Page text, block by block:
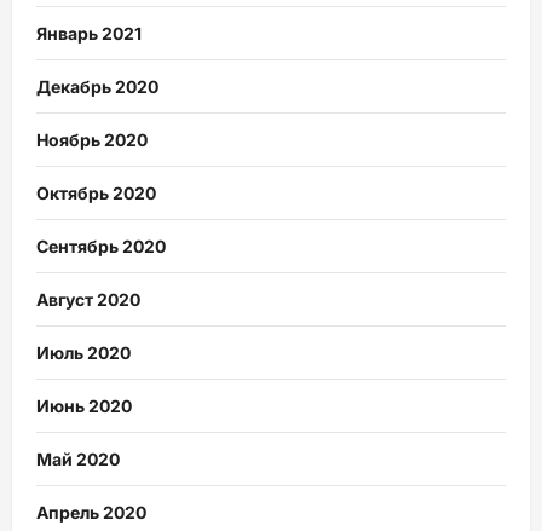
Январь 2021
Декабрь 2020
Ноябрь 2020
Октябрь 2020
Сентябрь 2020
Август 2020
Июль 2020
Июнь 2020
Май 2020
Апрель 2020